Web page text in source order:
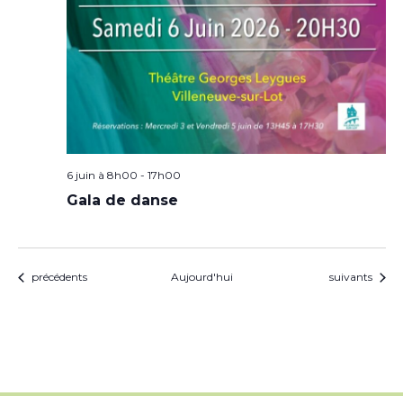
6 juin à 8h00 - 17h00
Gala de danse
Évènements
précédents Aujourd'hui Évènements
suivants